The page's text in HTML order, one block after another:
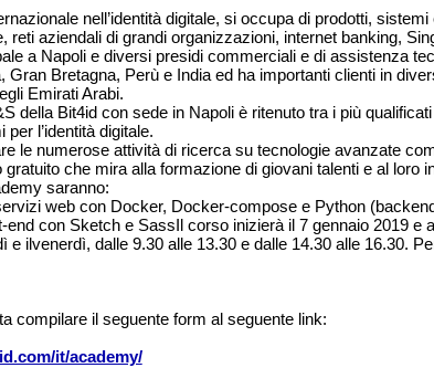
nell’identità digitale, si occupa di prodotti,
reti aziendali di grandi organizzazioni, internet banking,
a Napoli e diversi presidi commerciali e di assistenza
Gran Bretagna, Perù e India ed ha importanti clienti in
Emirati Arabi.
della Bit4id con sede in Napoli è ritenuto tra i più
l’identità digitale.
le numerose attività di ricerca su tecnologie avanzate
che mira alla formazione di giovani talenti e al loro
saranno:
web con Docker, Docker-compose e Python
con Sketch e SassIl corso inizierà il 7 gennaio 2019 e
e ilvenerdì, dalle 9.30 alle 13.30 e dalle 14.30 alle 16.30.
compilare il seguente form al seguente link:
it/academy/